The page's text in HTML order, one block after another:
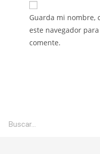
Guarda mi nombre,
este navegador
comente.